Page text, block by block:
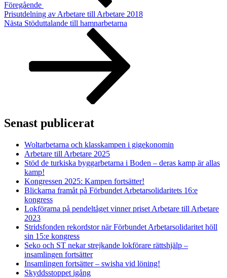
Föregående
Prisutdelning av Arbetare till Arbetare 2018
Nästa
Nästa Stöduttalande till hamnarbetarna
Senast publicerat
Woltarbetarna och klasskampen i gigekonomin
Arbetare till Arbetare 2025
Stöd de turkiska byggarbetarna i Boden – deras kamp är allas
kamp!
Kongressen 2025: Kampen fortsätter!
Blickarna framåt på Förbundet Arbetarsolidaritets 16:e
kongress
Lokförarna på pendeltåget vinner priset Arbetare till Arbetare
2023
Stridsfonden rekordstor när Förbundet Arbetarsolidaritet höll
sin 15:e kongress
Seko och ST nekar strejkande lokförare rättshjälp –
insamlingen fortsätter
Insamlingen fortsätter – swisha vid löning!
Skyddsstoppet igång